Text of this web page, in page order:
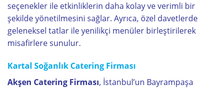
seçenekler ile etkinliklerin daha kolay ve verimli bir
şekilde yönetilmesini sağlar. Ayrıca, özel davetlerde
geleneksel tatlar ile yenilikçi menüler birleştirilerek
misafirlere sunulur.
Kartal Soğanlık Catering Firması
Akşen Catering Firması, İstanbul’un Bayrampaşa